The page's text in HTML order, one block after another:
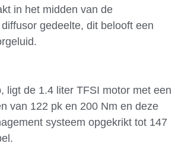
in het midden van de
gedeelte, dit belooft een
ligt de 1.4 liter TFSI motor met een
van 122 pk en 200 Nm en deze
systeem opgekrikt tot 147